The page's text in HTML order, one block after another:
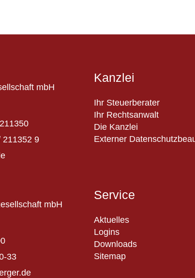
mbH
211352 9
Kanzlei
Ihr Steuerberater
Ihr Rechtsanwalt
Die Kanzlei
Externer
mbH
33
Service
Aktuelles
Logins
Downloads
Sitemap